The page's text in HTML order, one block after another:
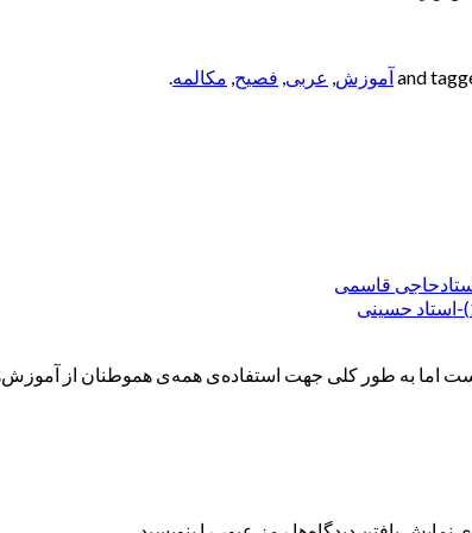
آموزش, عربی, فصیح, مکالمه.
اما به طور کلی جهت استفاده‌ی همه‌ی هموطنان از